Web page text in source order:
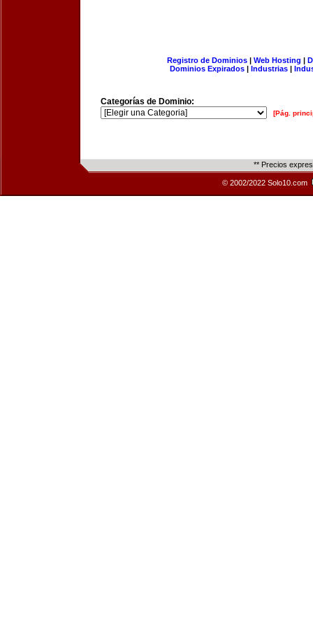
Registro de Dominios| Web Hosting |
Dominios Expirados | Industrias |
Categorías de Dominio:
[Pág.
** Precios
© 2002/2022 Solo10.com